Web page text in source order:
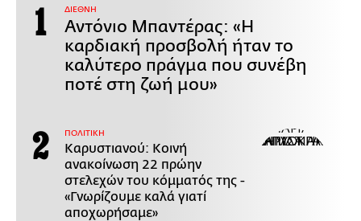
ΔΙΕΘΝΗ
Αντόνιο Μπαντέρας: «Η
καρδιακή προσβολή ήταν το
καλύτερο πράγμα που συνέβη
ποτέ στη ζωή μου»
ΠΟΛΙΤΙΚΗ
Καρυστιανού: Κοινή
ανακοίνωση 22 πρώην
στελεχών του κόμματός της -
«Γνωρίζουμε καλά γιατί
αποχωρήσαμε»